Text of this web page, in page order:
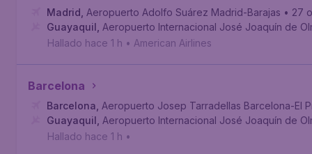
Madrid Aeropuerto Adolfo Suárez Madrid-Barajas • 27
Guayaquil Aeropuerto Internacional José Joaquín de
Hallado hace 1 h • American Airlines
Barcelona
Barcelona Aeropuerto Josep Tarradellas Barcelona-El
Guayaquil Aeropuerto Internacional José Joaquín de
Hallado hace 1 h •